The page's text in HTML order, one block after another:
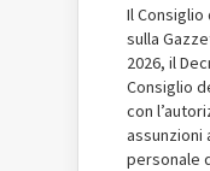
Il
sulla
2026, il
Consiglio
con
assunzioni
personale